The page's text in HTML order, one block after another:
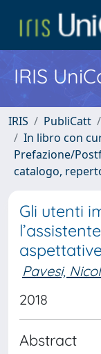
IRIS
IRIS PubliCatt
In libro con
Prefazione/
catalogo,
Gli utenti
Pavesi,
2018
Abstract